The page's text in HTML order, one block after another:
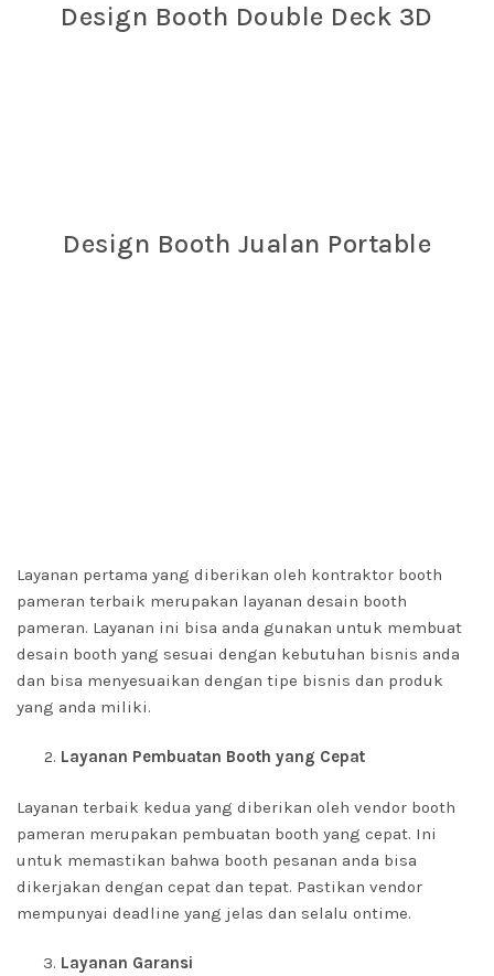
Design Booth Double Deck 3D
Design Booth Jualan Portable
Layanan pertama yang diberikan oleh kontraktor booth
pameran terbaik merupakan layanan desain booth
pameran. Layanan ini bisa anda gunakan untuk membuat
desain booth yang sesuai dengan kebutuhan bisnis anda
dan bisa menyesuaikan dengan tipe bisnis dan produk
yang anda miliki.
Layanan Pembuatan Booth yang Cepat
Layanan terbaik kedua yang diberikan oleh vendor booth
pameran merupakan pembuatan booth yang cepat. Ini
untuk memastikan bahwa booth pesanan anda bisa
dikerjakan dengan cepat dan tepat. Pastikan vendor
mempunyai deadline yang jelas dan selalu ontime.
Layanan Garansi